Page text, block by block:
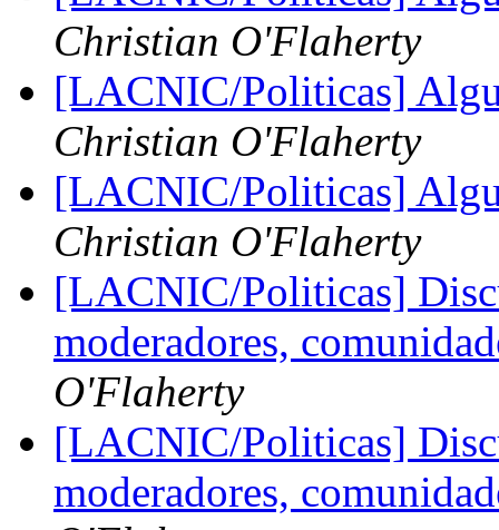
Christian O'Flaherty
[LACNIC/Politicas]
Christian O'Flaherty
[LACNIC/Politicas]
Christian O'Flaherty
[LACNIC/Politicas]
moderadores,
O'Flaherty
[LACNIC/Politicas]
moderadores,